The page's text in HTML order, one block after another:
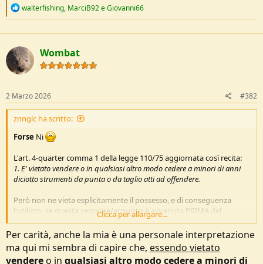
R
c
t
i
o
n
walterfishing, MarciB92eGiovanni66
Wombat
2 Marzo 2026 #382
znnglc ha scritto:
Forse Ni
L'art. 4-quarter comma 1 della legge 110/75 aggiornata così recita:
1. E' vietato vendere o in qualsiasi altro modo cedere a minori di anni
diciotto strumenti da punta o da taglio atti ad offendere.
Però non ne vieta esplicitamente il possesso, e di conseguenza
l'utilizzo, se questa cessione/acquisto è avvenuta PRIMA del
25.02.26
, Gianluca
Clicca per allargare...
Per carità, anche la mia è una personale interpretazione
ma qui mi sembra di capire che, essendo vietato
vendereo in qualsiasi altro modo cedere a minori di